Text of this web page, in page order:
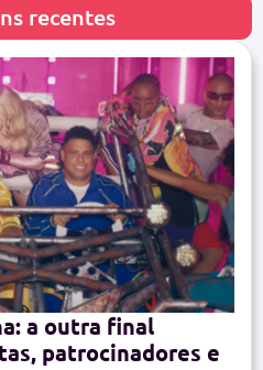
recentes
a outra final
patrocinadores e